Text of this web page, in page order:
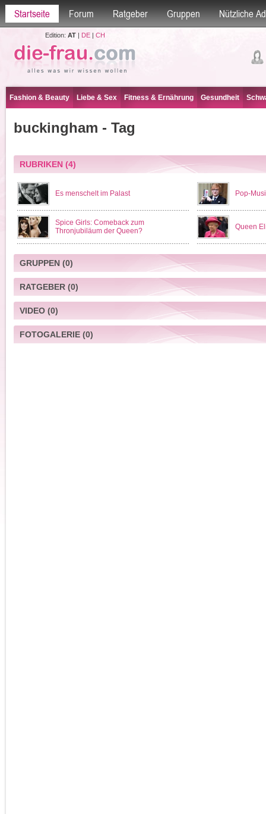
Startseite Forum Ratgeber Gruppen Nützliche
Edition: AT| DE| CH
Fashion & Beauty Liebe & Sex Fitness & Ernährung Gesundheit
buckingham - Tag
RUBRIKEN(4)
Es menschelt im Palast Pop-
Spice Girls: Comeback zum
Thronjubiläum der Queen?
Queen
GRUPPEN(0)
RATGEBER(0)
VIDEO(0)
FOTOGALERIE(0)